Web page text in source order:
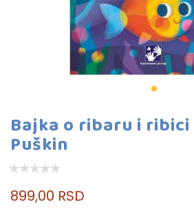
Bajka o ribaru i ribici
Puškin
899,00 RSD